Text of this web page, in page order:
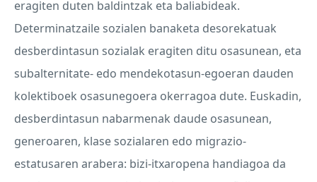
eragiten duten baldintzak eta baliabideak.
Determinatzaile sozialen banaketa desorekatuak
desberdintasun sozialak eragiten ditu osasunean, eta
subalternitate- edo mendekotasun-egoeran dauden
kolektiboek osasunegoera okerragoa dute. Euskadin,
desberdintasun nabarmenak daude osasunean,
generoaren, klase sozialaren edo migrazio-
estatusaren arabera: bizi-itxaropena handiagoa da